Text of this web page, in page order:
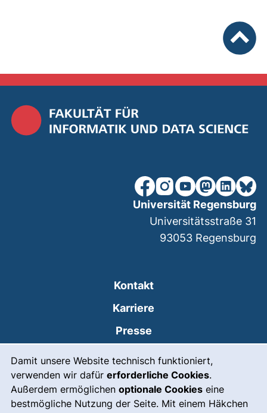
Damit unsere Website technisch funktioniert,
verwenden wir dafür erforderliche Cookies.
Außerdem ermöglichen optionale Cookies eine
bestmögliche Nutzung der Seite. Mit einem Häkchen
unsere Facebook-Seite
unsere Instagram-
unsere YouTube-
unsereunsere
Kontakt
Karriere
Presse
Leichte Sprache
Gebärdensprache
Universität Regensburg
Universitätsstraße 31
93053 Regensburg